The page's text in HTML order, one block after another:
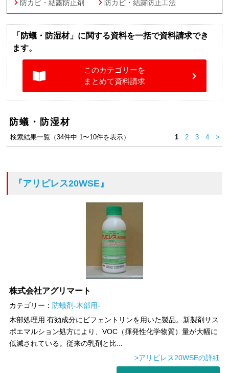
防カビ・結露防止剤
防カビ・結露防止工法
「防蟻・防湿材」に関する資料を一括で資料請求でき
ます。
このカテゴリーを
まとめて資料請求
防蟻・防湿材
検索結果一覧（34件中 1〜10件を表示） 1 2 3 4 >
『アリピレス20WSE』
株式会社アグリマート
カテゴリー： 防蟻剤-木部用-
木部処理用 有効成分にビフェントリンを用いた製品。新製剤サス
ポエマルション処方により、VOC（揮発性化学物質）量が大幅に
低減されている。従来の乳剤と比...
>アリピレス20WSEの詳細